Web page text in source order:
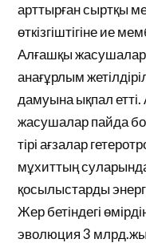
арттырған сыртқы
өткізгіштігіне ие
Алғашқы жасушалар
анағұрлым
дамуына ықпал
жасушалар пайда
тірі ағзалар
мұхиттың суларында
қосылыстарды
Жер бетіндегі
эволюция 3